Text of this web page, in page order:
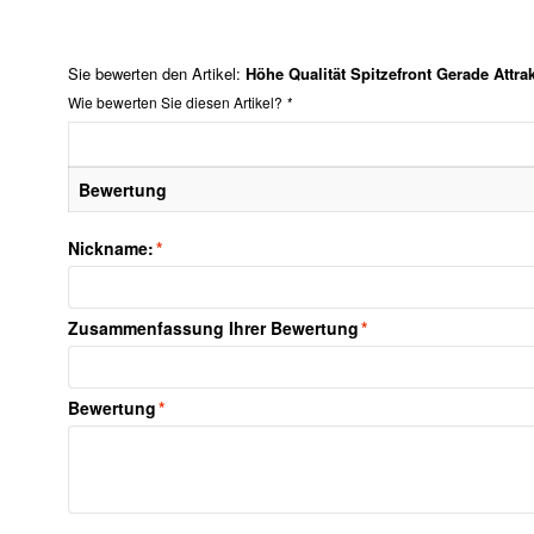
Sie bewerten den Artikel: Höhe Qualität Spitzefront Gerade
Wie bewerten Sie diesen Artikel? *
Bewertung
*
Nickname:
*
Zusammenfassung Ihrer Bewertung
*
Bewertung